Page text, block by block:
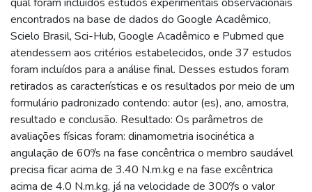
encontrados na base de dados do Google Acadêmico,
Scielo Brasil, Sci-Hub, Google Acadêmico e Pubmed que
atendessem aos critérios estabelecidos, onde 37 estudos
foram incluídos para a análise final. Desses estudos foram
retirados as características e os resultados por meio de um
formulário padronizado contendo: autor (es), ano, amostra,
resultado e conclusão. Resultado: Os parâmetros de
avaliações físicas foram: dinamometria isocinética a
angulação de 60º/s na fase concêntrica o membro saudável
precisa ficar acima de 3.40 N.m.kg e na fase excêntrica
acima de 4.0 N.m.kg, já na velocidade de 300º/s o valor